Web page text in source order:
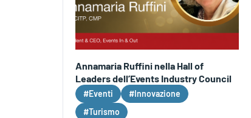
Annamaria Ruffini nella Hall of
Leaders dell’Events Industry Council
#Eventi
#Innovazione
#Turismo